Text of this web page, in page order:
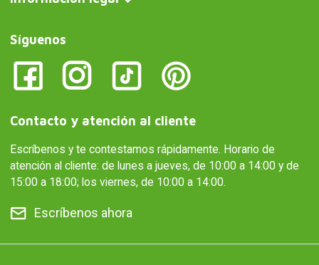
Síguenos
Contacto y atención al cliente
Escríbenos y te contestamos rápidamente. Horario de
atención al cliente: de lunes a jueves, de 10:00 a 14:00 y de
15:00 a 18:00; los viernes, de 10:00 a 14:00.
Escríbenos ahora